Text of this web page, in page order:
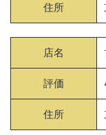
住所
店名
評価
住所